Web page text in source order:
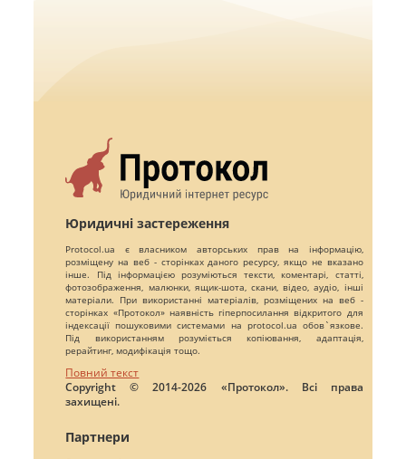
Юридичні застереження
Protocol.ua є власником авторських прав на інформацію,
розміщену на веб - сторінках даного ресурсу, якщо не вказано
інше. Під інформацією розуміються тексти, коментарі, статті,
фотозображення, малюнки, ящик-шота, скани, відео, аудіо, інші
матеріали. При використанні матеріалів, розміщених на веб -
сторінках «Протокол» наявність гіперпосилання відкритого для
індексації пошуковими системами на protocol.ua обов`язкове.
Під використанням розуміється копіювання, адаптація,
рерайтинг, модифікація тощо.
Повний текст
Copyright © 2014-2026 «Протокол». Всі права
захищені.
Партнери